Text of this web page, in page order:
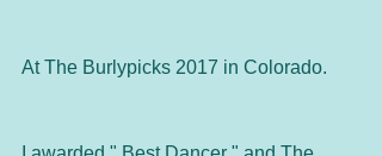
At The Burlypicks 2017 in Colorado.